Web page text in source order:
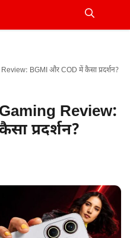
BGMI और COD में कैसा प्रदर्शन?
Review:
प्रदर्शन?